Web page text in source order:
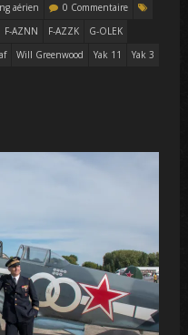
aérien
0 Commentaire
F-AZNN F-AZZK
G-OLEK
Will Greenwood Yak 11
Yak 3